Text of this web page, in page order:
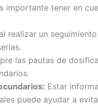
importante tener en
realizar un
las pautas de
Estar
puede ayudar a